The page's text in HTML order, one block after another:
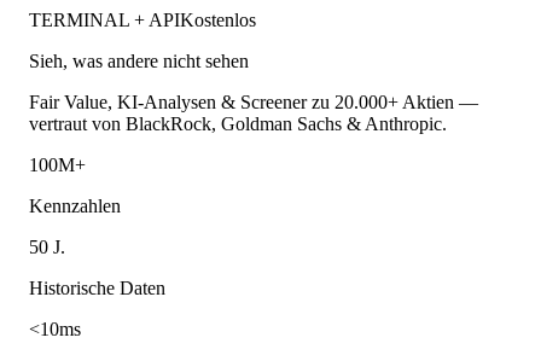
TERMINAL + APIKostenlos
Sieh, was andere nicht sehen
Fair Value, KI-Analysen & Screener zu 20.000+ Aktien —
vertraut von BlackRock, Goldman Sachs & Anthropic.
100M+
Kennzahlen
50 J.
Historische Daten
<10ms